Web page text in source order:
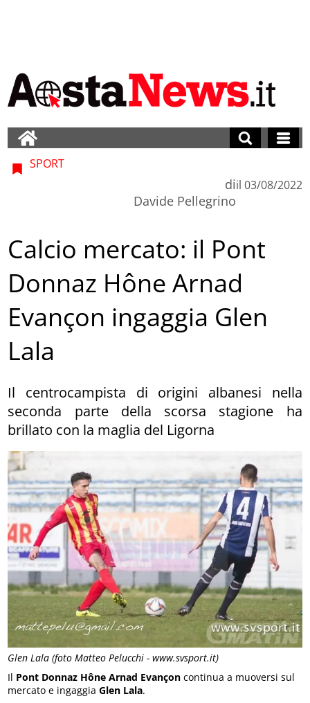
Glen Lala (foto Matteo Pelucchi - www.svsport.it)
SPORT
di
Davide Pellegrino
il 03/08/2022
Calcio mercato: il Pont
Donnaz Hône Arnad
Evançon ingaggia Glen
Lala
Il centrocampista di origini albanesi nella
seconda parte della scorsa stagione ha
brillato con la maglia del Ligorna
Il Pont Donnaz Hône Arnad Evançon continua a muoversi sul
mercato e ingaggiaGlen Lala.